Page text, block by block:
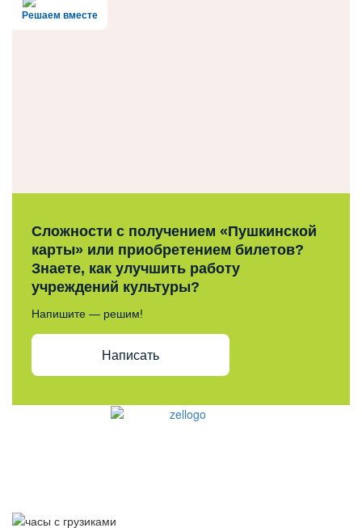
Решаем вместе
Сложности с получением «Пушкинской
карты» или приобретением билетов?
Знаете, как улучшить работу
учреждений культуры?
Напишите — решим!
Написать